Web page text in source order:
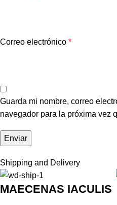
Correo electrónico *
Guarda mi nombre, correo
navegador para la próxima vez
Shipping and Delivery
MAECENAS IACULIS